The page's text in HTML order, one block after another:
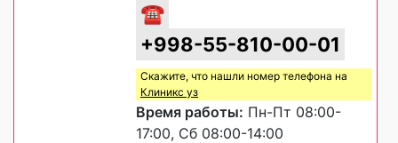
☎
+998-55-810-00-01
Скажите, что нашли номер телефона на
Клиникс уз
Время работы: Пн-Пт 08:00-
17:00, Сб 08:00-14:00